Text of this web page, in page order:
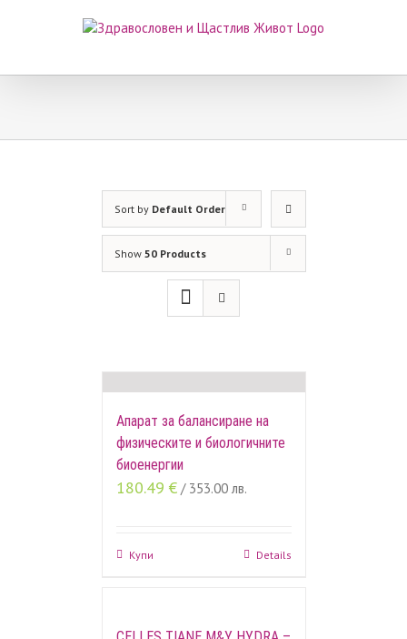
Sort by Default Order
Show 50 Products
Aпарат за балансиране на
физическите и биологичните
биоенергии
180.49 € / 353.00 лв.
Купи Details